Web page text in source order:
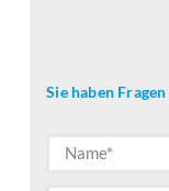
Sie haben